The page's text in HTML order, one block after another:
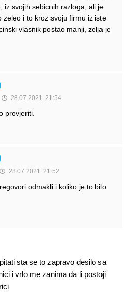
iz svojih sebicnih razloga, ali je
zeleo i to kroz svoju firmu iz iste
vlasnik postao manji, zelja je
28.07.2021. 21:54
provjeriti.
28.07.2021. 21:52
odmakli i koliko je to bilo
sta se to zapravo desilo sa
i vrlo me zanima da li postoji